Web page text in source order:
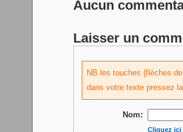
Aucun
Laisser un
NB les touches {flèches
dans votre texte pressez
Nom:
Cliquez ici